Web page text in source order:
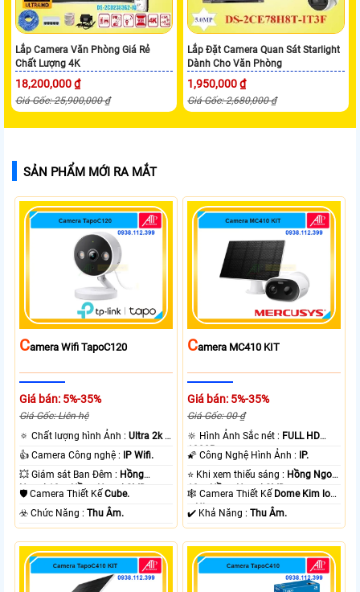
Lắp Camera Văn Phòng Giá Rẻ
Chất Lượng 4K
18,200,000 ₫
Giá Gốc: 25,900,000 ₫
Lắp Đặt Camera Quan Sát Starlight
Dành Cho Văn Phòng
1,950,000 ₫
Giá Gốc: 2,680,000 ₫
SẢN PHẨM MỚI RA MẮT
CAmera Wifi TapoC120
Giá bán: 5%-35%
Giá Gốc: Liên hệ
🔅 Chất lượng hình Ảnh :Ultra 2k +
.
👍 Camera Công nghệ : IP Wifi.
💥 Giám sát Ban Đêm : Hồng
Ngoại 10m Hồng Ngoại SMD.
🛡 Camera Thiết KếCube.
️☣️ Chức Năng :Thu Âm.
CAmera MC410 KIT
Giá bán: 5%-35%
Giá Gốc: 00 ₫
🔆 Hình Ảnh Sắc nét : FULL HD
1080P .
🌠 Công Nghệ Hình Ảnh : IP.
⭐ Khi xem thiếu sáng : Hồng Ngoại
10m Hồng Ngoại SMD.
🕸️ Camera Thiết Kế Dome Kim loại
+ Nhựa.
️✔️ Khả Năng :Thu Âm.